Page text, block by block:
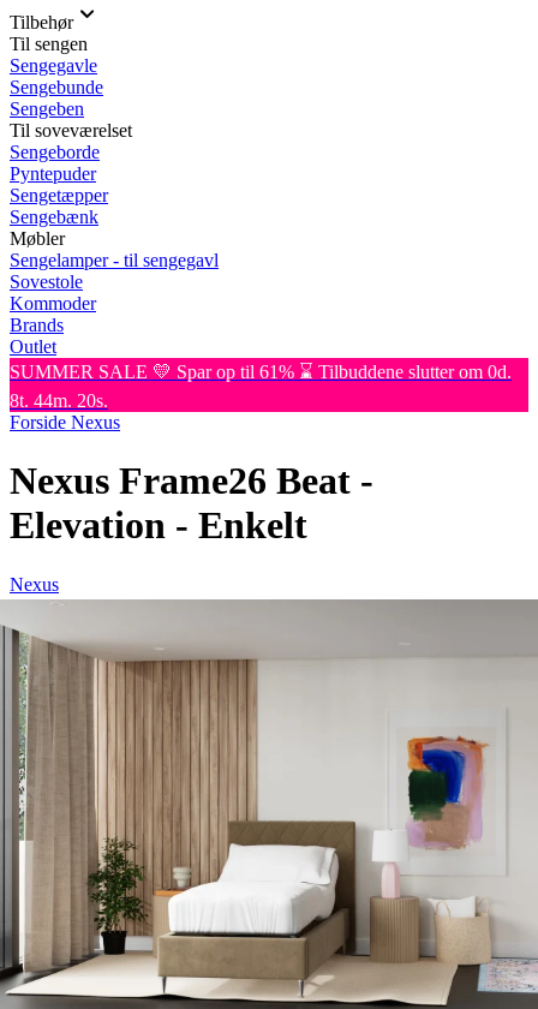
Tilbehør
Til sengen
Sengegavle
Sengebunde
Sengeben
Til soveværelset
Sengeborde
Pyntepuder
Sengetæpper
Sengebænk
Møbler
Sengelamper - til sengegavl
Sovestole
Kommoder
Brands
Outlet
SUMMER SALE 💛 Spar op til 61% ⌛ Tilbuddene slutter om 0d.
8t. 44m. 20s.
Forside Nexus
Nexus Frame26 Beat -
Elevation - Enkelt
Nexus
Nexus Frame26 Beat - en elegant enkeltseng med elektrisk justerbar
komfort, der giver en forbedret søvnoplevelse. Fås i et moderne
design i mange farver og tekstiler. Rhythm Beat-madrassen er
designet til at omfavne din krops kurver og sikre en dyb og
revitaliserende søvn.
Læs mere
90x200
Nu
Medlemspris:
Find butik nær dig
1499,- 1999,-
Læs mere
30 butikker i Danmark